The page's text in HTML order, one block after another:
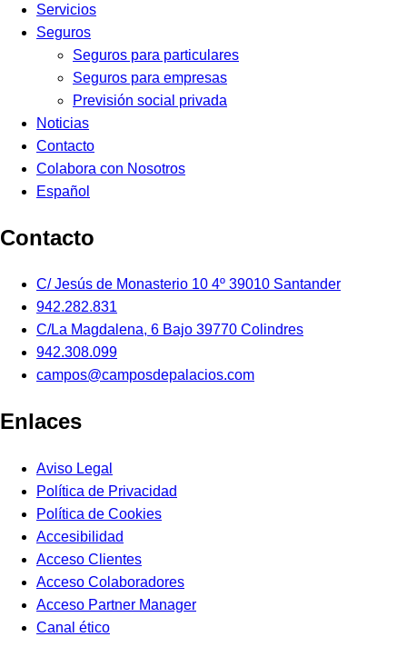
Servicios
Seguros
Seguros para particulares
Seguros para empresas
Previsión social privada
Noticias
Contacto
Colabora con Nosotros
Español
Contacto
C/ Jesús de Monasterio 10 4º 39010 Santander
942.282.831
C/La Magdalena, 6 Bajo 39770 Colindres
942.308.099
campos@camposdepalacios.com
Enlaces
Aviso Legal
Política de Privacidad
Política de Cookies
Accesibilidad
Acceso Clientes
Acceso Colaboradores
Acceso Partner Manager
Canal ético